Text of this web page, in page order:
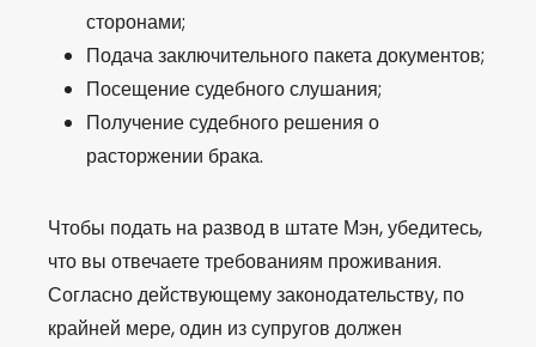
сторонами;
Подача заключительного пакета документов;
Посещение судебного слушания;
Получение судебного решения о
расторжении брака.
Чтобы подать на развод в штате Мэн, убедитесь,
что вы отвечаете требованиям проживания.
Согласно действующему законодательству, по
крайней мере, один из супругов должен